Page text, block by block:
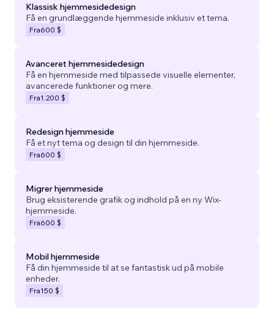
Klassisk hjemmesidedesign
Få en grundlæggende hjemmeside inklusiv et tema.
Fra600 $
Avanceret hjemmesidedesign
Få en hjemmeside med tilpassede visuelle elementer,
avancerede funktioner og mere.
Fra1.200 $
Redesign hjemmeside
Få et nyt tema og design til din hjemmeside.
Fra600 $
Migrer hjemmeside
Brug eksisterende grafik og indhold på en ny Wix-
hjemmeside.
Fra600 $
Mobil hjemmeside
Få din hjemmeside til at se fantastisk ud på mobile
enheder.
Fra150 $